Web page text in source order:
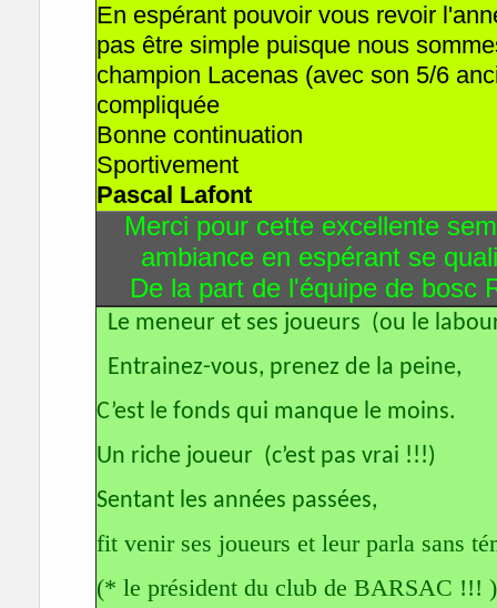
En espérant pouvoir vous revoir
pas être simple puisque nous
champion Lacenas (avec son 5/6
compliquée
Bonne continuation
Sportivement
Pascal Lafont
Merci pour cette excellente
ambiance en espérant se
De la part de l'équipe de
Le meneur et ses joueurs (ou le
Entrainez-vous, prenez de la peine,
C’est le fonds qui manque le moins.
Un riche joueur (c’est pas vrai !!!)
Sentant les années passées,
fit venir ses joueurs et leur parla sans
(* le président du club de BARSAC !!! )